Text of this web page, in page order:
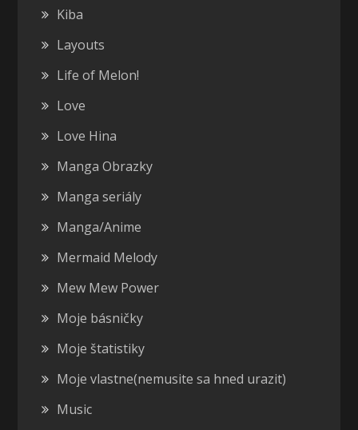
Kiba
Layouts
Life of Melon!
Love
Love Hina
Manga Obrazky
Manga seriály
Manga/Anime
Mermaid Melody
Mew Mew Power
Moje básničky
Moje štatistiky
Moje vlastne(nemusite sa hned urazit)
Music